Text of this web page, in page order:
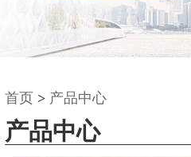
首页 > 产品中心
产品中心